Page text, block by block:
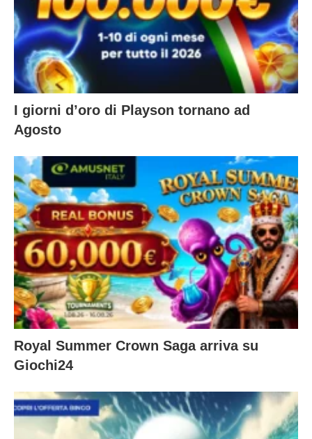
I giorni d’oro di Playson tornano ad
Agosto
Royal Summer Crown Saga arriva su
Giochi24